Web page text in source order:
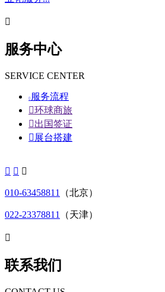

服务中心
SERVICE CENTER
 服务流程
环球商旅
出国签证
 展台搭建
  
010-63458811 （北京）
022-23378811 （天津）

联系我们